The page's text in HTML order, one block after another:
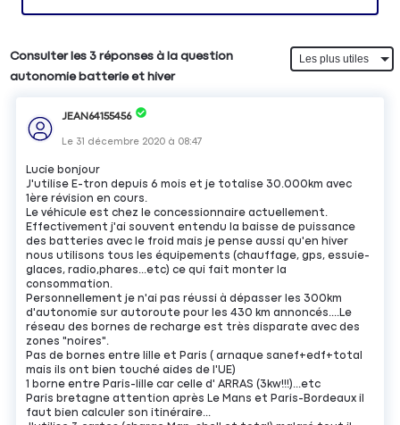
Consulter les 3 réponses à la question
autonomie batterie et hiver
JEAN64155456
Le 31 décembre 2020 à 08:47
Lucie bonjour
J'utilise E-tron depuis 6 mois et je totalise 30.000km avec
1ère révision en cours.
Le véhicule est chez le concessionnaire actuellement.
Effectivement j'ai souvent entendu la baisse de puissance
des batteries avec le froid mais je pense aussi qu'en hiver
nous utilisons tous les équipements (chauffage, gps, essuie-
glaces, radio,phares...etc) ce qui fait monter la
consommation.
Personnellement je n'ai pas réussi à dépasser les 300km
d'autonomie sur autoroute pour les 430 km annoncés....Le
réseau des bornes de recharge est très disparate avec des
zones "noires".
Pas de bornes entre lille et Paris ( arnaque sanef+edf+total
mais ils ont bien touché aides de l'UE)
1 borne entre Paris-lille car celle d' ARRAS (3kw!!!)...etc
Paris bretagne attention après Le Mans et Paris-Bordeaux il
faut bien calculer son itinéraire...